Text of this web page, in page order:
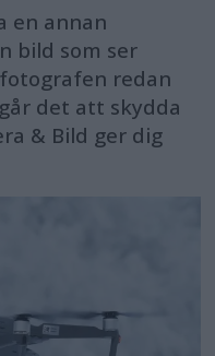
en annan
bild som ser
redan
det att skydda
& Bild ger dig